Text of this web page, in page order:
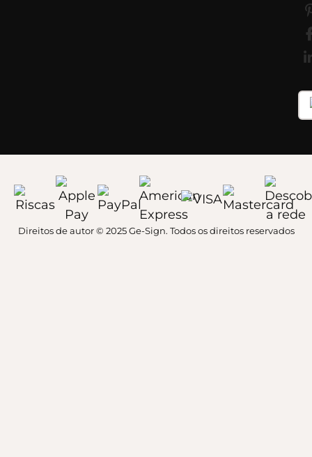
Direitos de autor © 2025 Ge-Sign. Todos os direitos reservados